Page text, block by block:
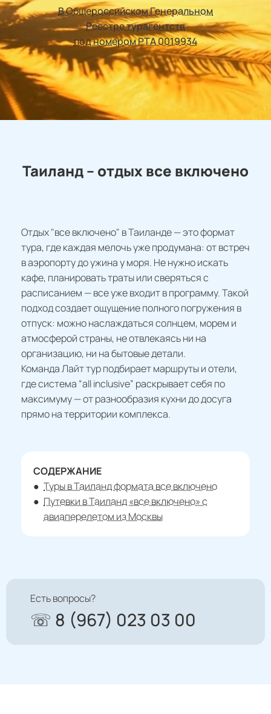
В Общероссийском Генеральном
Реестре турагентств
под номером РТА 0019934
Таиланд – отдых все включено
Отдых "все включено" в Таиланде — это формат
тура, где каждая мелочь уже продумана: от встреч
в аэропорту до ужина у моря. Не нужно искать
кафе, планировать траты или сверяться с
расписанием — все уже входит в программу. Такой
подход создает ощущение полного погружения в
отпуск: можно наслаждаться солнцем, морем и
атмосферой страны, не отвлекаясь ни на
организацию, ни на бытовые детали.
Команда Лайт тур подбирает маршруты и отели,
где система “all inclusive” раскрывает себя по
максимуму — от разнообразия кухни до досуга
прямо на территории комплекса.
СОДЕРЖАНИЕ
Туры в Таиланд формата все включено
Путевки в Таиланд «все включено» с
авиаперелетом из Москвы
Есть вопросы?
☏ 8 (967) 023 03 00